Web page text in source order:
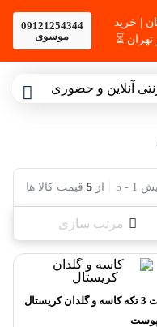
| خرید
09121254344
موسوی
1
-
5 از 5 قیمت کالا ها
مرتب سازی
ست 3 تکه کاسه و گلدان کریستال